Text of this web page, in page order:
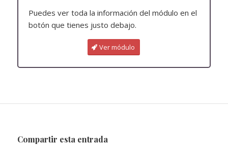
Puedes ver toda la información del módulo en el
botón que tienes justo debajo.
Ver módulo
Compartir esta entrada